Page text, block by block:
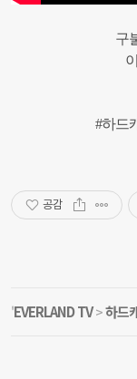
구
#하드
공감
'EVERLAND TV>하드